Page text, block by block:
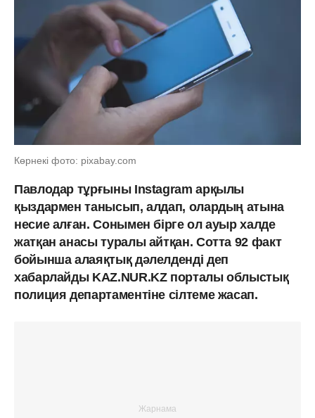
Көрнекі фото: pixabay.com
Павлодар тұрғыны Instagram арқылы
қыздармен танысып, алдап, олардың атына
несие алған. Сонымен бірге ол ауыр халде
жатқан анасы туралы айтқан. Сотта 92 факт
бойынша алаяқтық дәлелденді деп
хабарлайды KAZ.NUR.KZ порталы облыстық
полиция департаментіне сілтеме жасап.